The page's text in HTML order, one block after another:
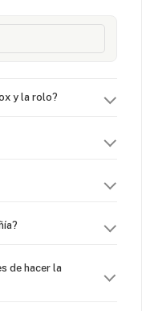
y la rolo?
de hacer la